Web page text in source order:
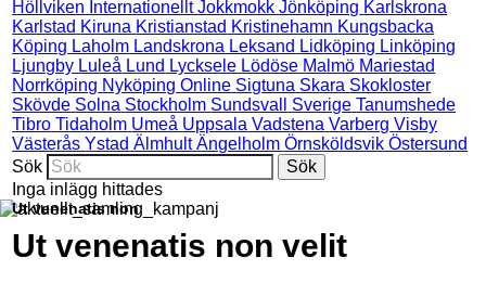
Höllviken Internationellt Jokkmokk Jönköping Karlskrona
Karlstad Kiruna Kristianstad Kristinehamn Kungsbacka
Köping Laholm Landskrona Leksand Lidköping Linköping
Ljungby Luleå Lund Lycksele Lödöse Malmö Mariestad
Norrköping Nyköping Online Sigtuna Skara Skokloster
Skövde Solna Stockholm Sundsvall Sverige Tanumshede
Tibro Tidaholm Umeå Uppsala Vadstena Varberg Visby
Västerås Ystad Älmhult Ängelholm Örnsköldsvik Östersund
Sök
Inga inlägg hittades
Ut venenatis non
Ut venenatis non velit